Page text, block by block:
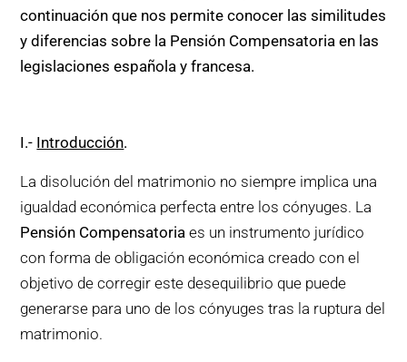
continuación que nos permite conocer las similitudes
y diferencias sobre la Pensión Compensatoria en las
legislaciones española y francesa.
I.- Introducción.
La disolución del matrimonio no siempre implica una
igualdad económica perfecta entre los cónyuges. La
Pensión Compensatoria es un instrumento jurídico
con forma de obligación económica creado con el
objetivo de corregir este desequilibrio que puede
generarse para uno de los cónyuges tras la ruptura del
matrimonio.